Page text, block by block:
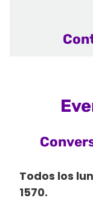
Todos los
1570.